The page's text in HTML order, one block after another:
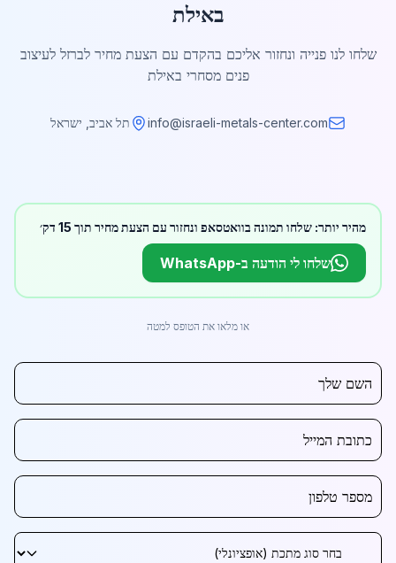
באילת
שלחו לנו פנייה ונחזור אליכם בהקדם עם הצעת מחיר לברזל לעיצוב
פנים מסחרי באילת
info@israeli-metals-center.com תל אביב, ישראל
מהיר יותר: שלחו תמונה בוואטסאפ ונחזור עם הצעת מחיר תוך 15 דק׳
שלחו לי הודעה ב-WhatsApp
או מלאו את הטופס למטה